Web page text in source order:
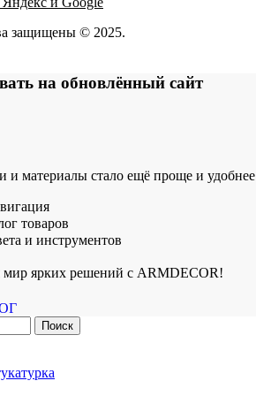
защищены © 2025.
на обновлённый сайт
и материалы стало ещё проще и
товаров
и инструментов
мир ярких решений с ARMDECOR!
Поиск